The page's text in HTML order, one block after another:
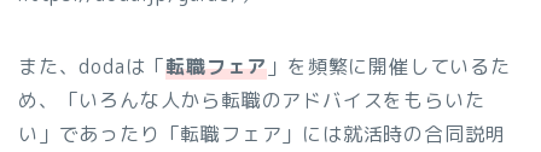
また、dodaは「転職フェア 」を頻繁に開催しているた
め、「いろんな人から転職のアドバイスをもらいた
い」であったり「転職フェア」には就活時の合同説明